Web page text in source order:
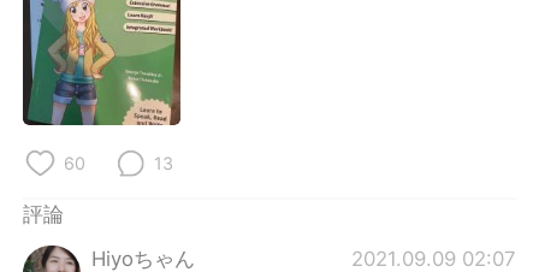
Русский
Indonesia
Türkçe
Português
60 13
評論
Hiyoちゃん
2021.09.09 02:07